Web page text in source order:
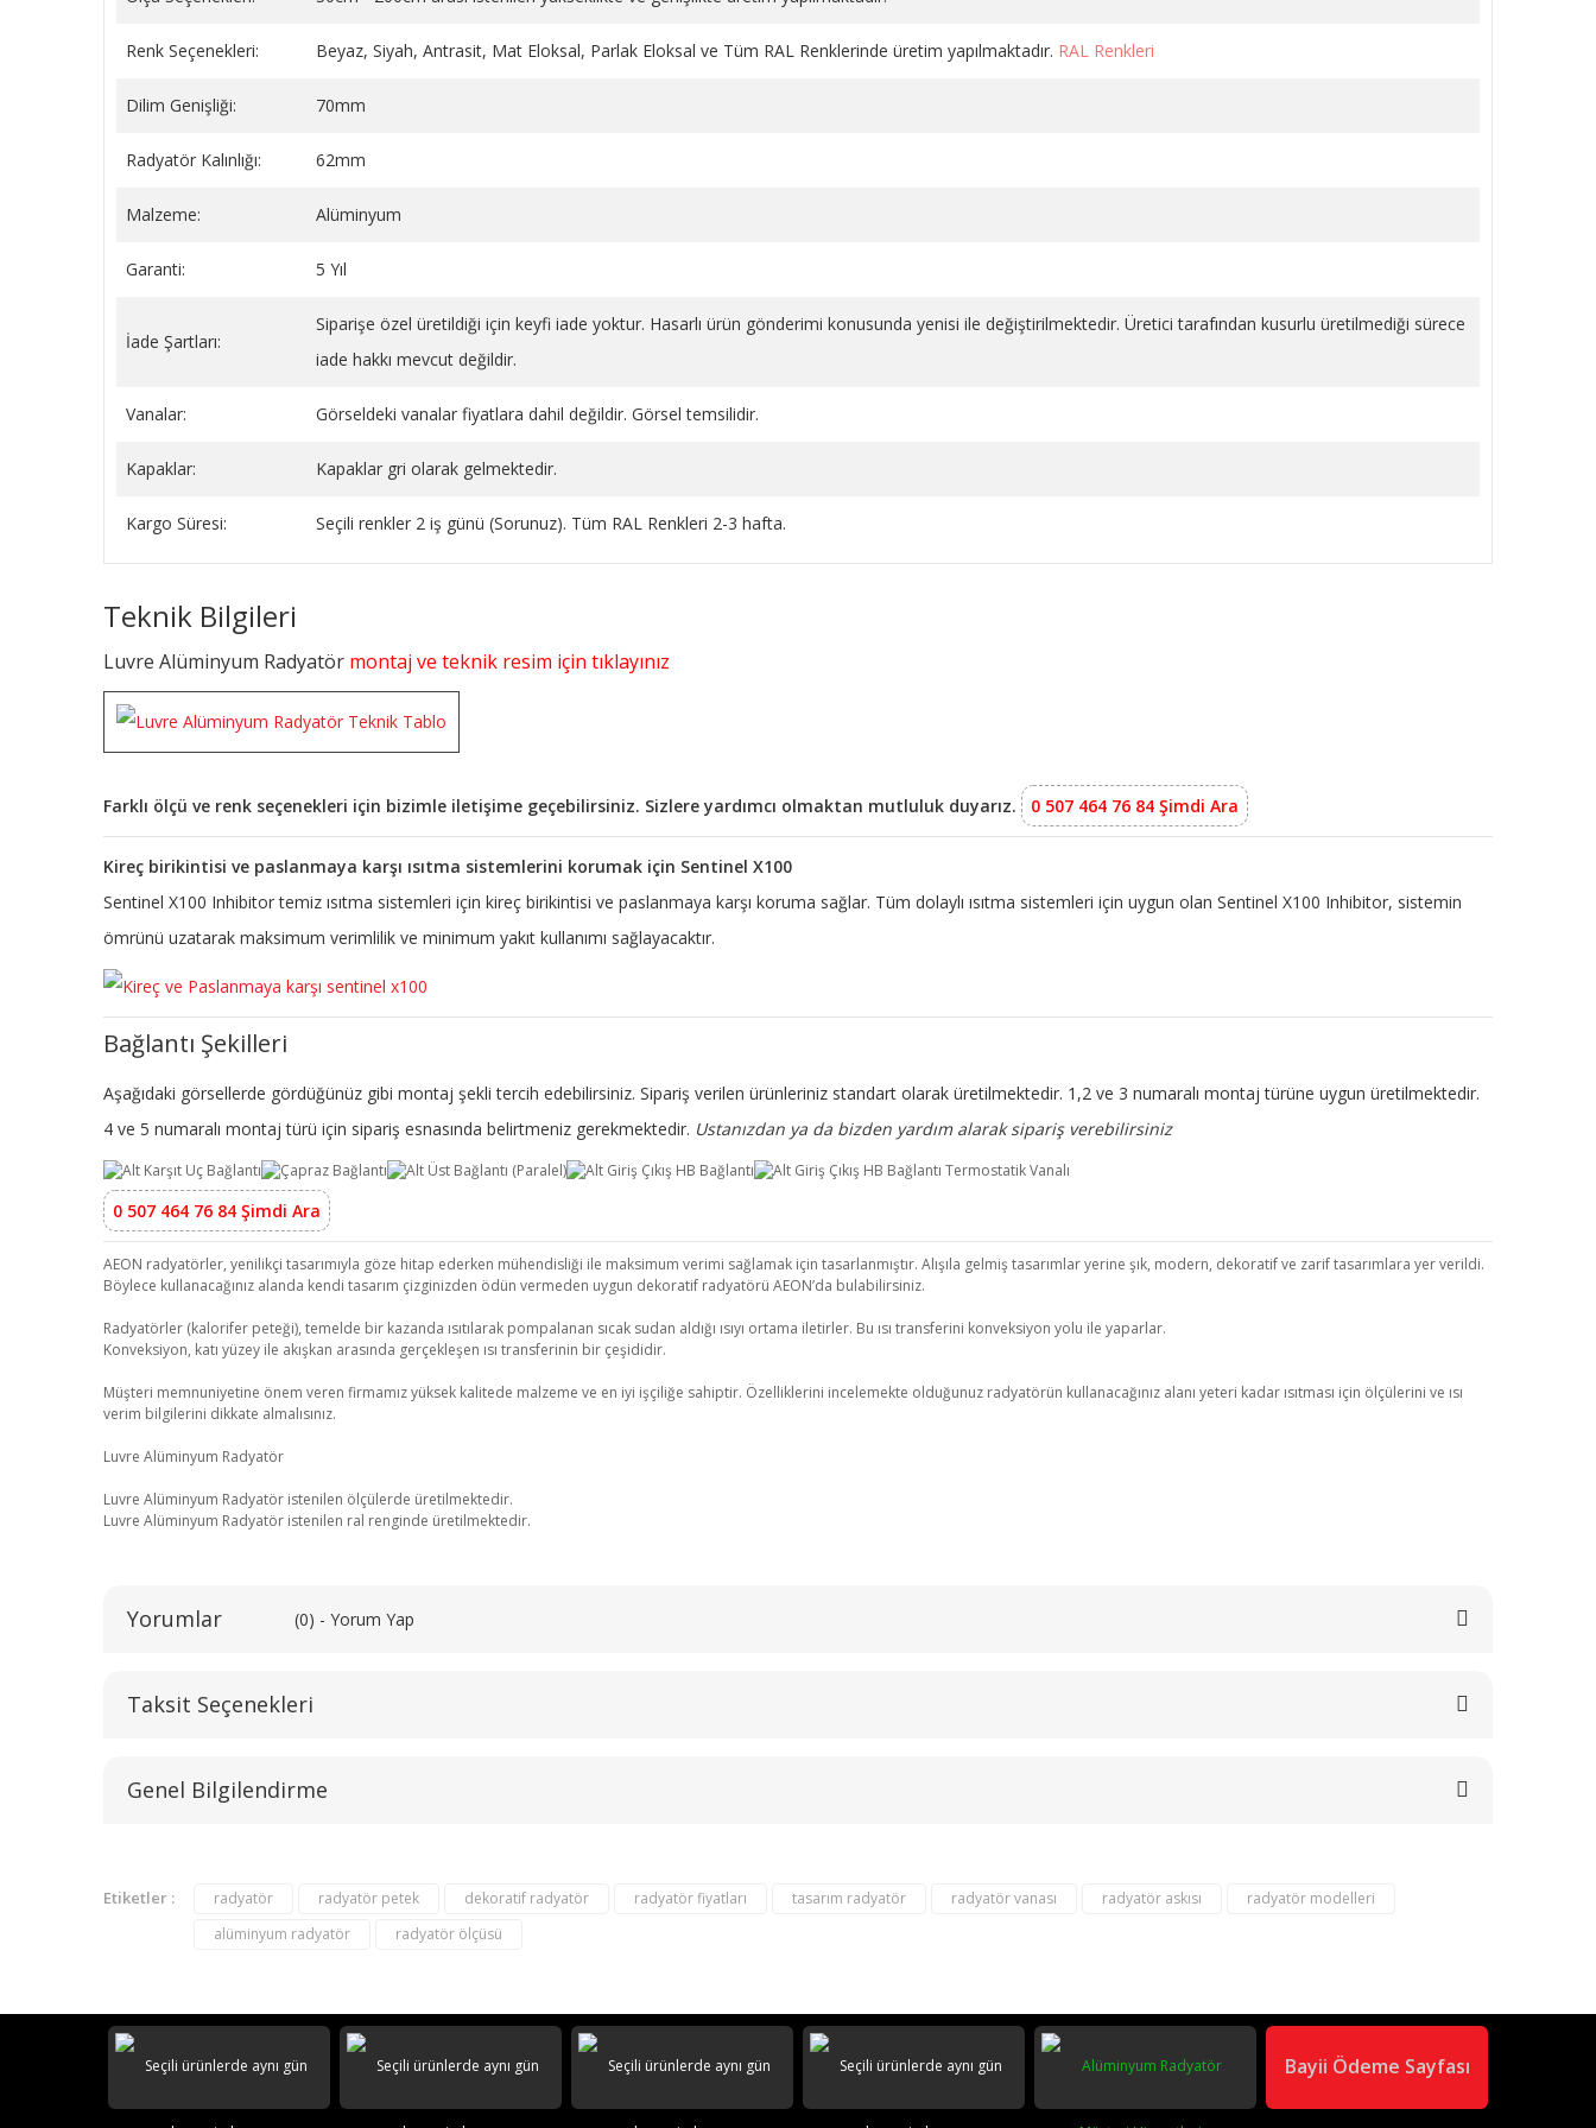
GİZLEME 9 CM
149,34 TL
Renk Seçenekleri: Beyaz, Siyah, Antrasit, Mat Eloksal, Parlak Eloksal ve Tüm RAL Renklerinde üretim yapılmaktadır. RAL Renkleri
Dilim Genişliği: 70mm
Radyatör Kalınlığı: 62mm
Malzeme: Alüminyum
Garanti: 5 Yıl
İade Şartları:
Siparişe özel üretildiği için keyfi iade yoktur. Hasarlı ürün gönderimi konusunda yenisi ile değiştirilmektedir. Üretici tarafından kusurlu üretilmediği sürece
iade hakkı mevcut değildir.
Vanalar: Görseldeki vanalar fiyatlara dahil değildir. Görsel temsilidir.
Kapaklar: Kapaklar gri olarak gelmektedir.
Kargo Süresi: Seçili renkler 2 iş günü (Sorunuz). Tüm RAL Renkleri 2-3 hafta.
Teknik Bilgileri
Luvre Alüminyum Radyatör montaj ve teknik resim için tıklayınız
Farklı ölçü ve renk seçenekleri için bizimle iletişime geçebilirsiniz. Sizlere yardımcı olmaktan mutluluk duyarız. 0 507 464 76 84 Şimdi Ara
Kireç birikintisi ve paslanmaya karşı ısıtma sistemlerini korumak için Sentinel X100
Sentinel X100 Inhibitor temiz ısıtma sistemleri için kireç birikintisi ve paslanmaya karşı koruma sağlar. Tüm dolaylı ısıtma sistemleri için uygun olan Sentinel X100 Inhibitor, sistemin
ömrünü uzatarak maksimum verimlilik ve minimum yakıt kullanımı sağlayacaktır.
Bağlantı Şekilleri
Aşağıdaki görsellerde gördüğünüz gibi montaj şekli tercih edebilirsiniz. Sipariş verilen ürünleriniz standart olarak üretilmektedir. 1,2 ve 3 numaralı montaj türüne uygun üretilmektedir.
4 ve 5 numaralı montaj türü için sipariş esnasında belirtmeniz gerekmektedir. Ustanızdan ya da bizden yardım alarak sipariş verebilirsiniz
0 507 464 76 84 Şimdi Ara
AEON radyatörler, yenilikçi tasarımıyla göze hitap ederken mühendisliği ile maksimum verimi sağlamak için tasarlanmıştır. Alışıla gelmiş tasarımlar yerine şık, modern, dekoratif ve zarif tasarımlara yer verildi.
Böylece kullanacağınız alanda kendi tasarım çizginizden ödün vermeden uygun dekoratif radyatörü AEON’da bulabilirsiniz.
Radyatörler (kalorifer peteği), temelde bir kazanda ısıtılarak pompalanan sıcak sudan aldığı ısıyı ortama iletirler. Bu ısı transferini konveksiyon yolu ile yaparlar.
Konveksiyon, katı yüzey ile akışkan arasında gerçekleşen ısı transferinin bir çeşididir.
Müşteri memnuniyetine önem veren firmamız yüksek kalitede malzeme ve en iyi işçiliğe sahiptir. Özelliklerini incelemekte olduğunuz radyatörün kullanacağınız alanı yeteri kadar ısıtması için ölçülerini ve ısı
verim bilgilerini dikkate almalısınız.
Luvre Alüminyum Radyatör
Luvre Alüminyum Radyatör istenilen ölçülerde üretilmektedir.
Luvre Alüminyum Radyatör istenilen ral renginde üretilmektedir.
Yorumlar (0) - Yorum Yap
Taksit Seçenekleri
Genel Bilgilendirme
Etiketler : radyatör radyatör petek dekoratif radyatör radyatör fiyatları tasarım radyatör radyatör vanası radyatör askısı
radyatör modelleri
alüminyum radyatör
radyatör ölçüsü
Bayii Ödeme Sayfası